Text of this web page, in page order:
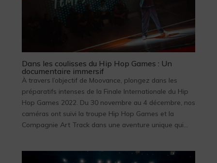
Dans les coulisses du Hip Hop Games : Un
documentaire immersif
À travers l’objectif de Moovance, plongez dans les
préparatifs intenses de la Finale Internationale du Hip
Hop Games 2022. Du 30 novembre au 4 décembre, nos
caméras ont suivi la troupe Hip Hop Games et la
Compagnie Art Track dans une aventure unique qui...